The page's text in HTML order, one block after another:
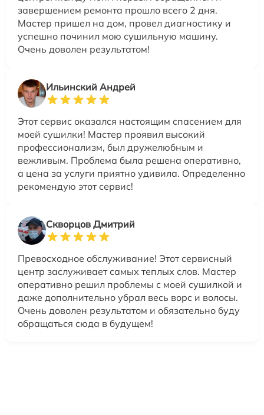
завершением ремонта прошло всего 2 дня.
Мастер пришел на дом, провел диагностику и
успешно починил мою сушильную машину.
Очень доволен результатом!
Ильинский Андрей
Этот сервис оказался настоящим спасением для
моей сушилки! Мастер проявил высокий
профессионализм, был дружелюбным и
вежливым. Проблема была решена оперативно,
а цена за услуги приятно удивила. Определенно
рекомендую этот сервис!
Скворцов Дмитрий
Превосходное обслуживание! Этот сервисный
центр заслуживает самых теплых слов. Мастер
оперативно решил проблемы с моей сушилкой и
даже дополнительно убрал весь ворс и волосы.
Очень доволен результатом и обязательно буду
обращаться сюда в будущем!